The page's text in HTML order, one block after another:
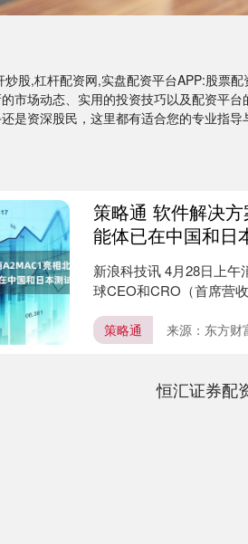
股,杠杆配资网,实盘配资平台APP:股票
市场动态、实用的投资技巧以及配资平
是资深股民，这里都有适合您的专业指导
策略通 软件解决
能体已在中国和日
新浪科技讯 4月28日上
球CEO和CRO（首席营
策略通 来源：东方财
恒汇证券配